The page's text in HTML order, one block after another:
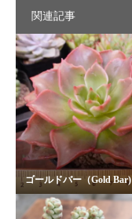
関連記事
ゴールドバー（Gold Bar)